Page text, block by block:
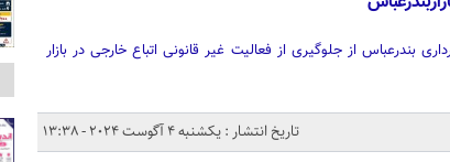
از جلوگیری از فعالیت غیر قانونی اتباع خارجی در بازار
تاریخ انتشار : یکشنبه 4 آگوست 2024 - 13:38